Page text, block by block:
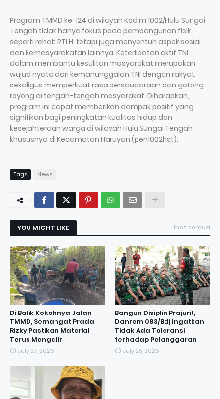
Program TMMD ke-124 di wilayah Kodim 1002/Hulu Sungai
Tengah tidak hanya fokus pada pembangunan fisik
seperti rehab RTLH, tetapi juga menyentuh aspek sosial
dan kemasyarakatan lainnya. Keterlibatan aktif TNI
dalam membantu kesulitan masyarakat merupakan
wujud nyata dari kemanunggalan TNI dengan rakyat,
sekaligus memperkuat rasa persaudaraan dan gotong
royong di tengah-tengah masyarakat. Diharapkan,
program ini dapat memberikan dampak positif yang
signifikan bagi peningkatan kualitas hidup dan
kesejahteraan warga di wilayah Hulu Sungai Tengah,
khususnya di Kecamatan Haruyan.(pen1002hst).
Tags News
YOU MIGHT LIKE Lihat semua
Di Balik Kokohnya Jalan
TMMD, Semangat Prada
Rizky Pastikan Material
Terus Mengalir
July 27, 2026
Bangun Disiplin Prajurit,
Danrem 083/Bdj Ingatkan
Tidak Ada Toleransi
terhadap Pelanggaran
July 25, 2026